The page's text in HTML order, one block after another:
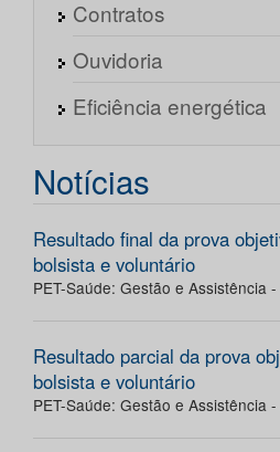
Contratos
Ouvidoria
Eficiência energética
Notícias
Resultado final da prova
bolsista e voluntário
PET-Saúde: Gestão e Assistência
Resultado parcial da prova
bolsista e voluntário
PET-Saúde: Gestão e Assistência